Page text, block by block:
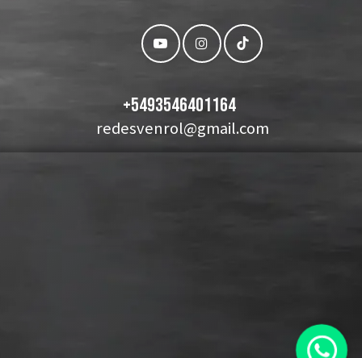
+5493546401164
redesvenrol@gmail.com